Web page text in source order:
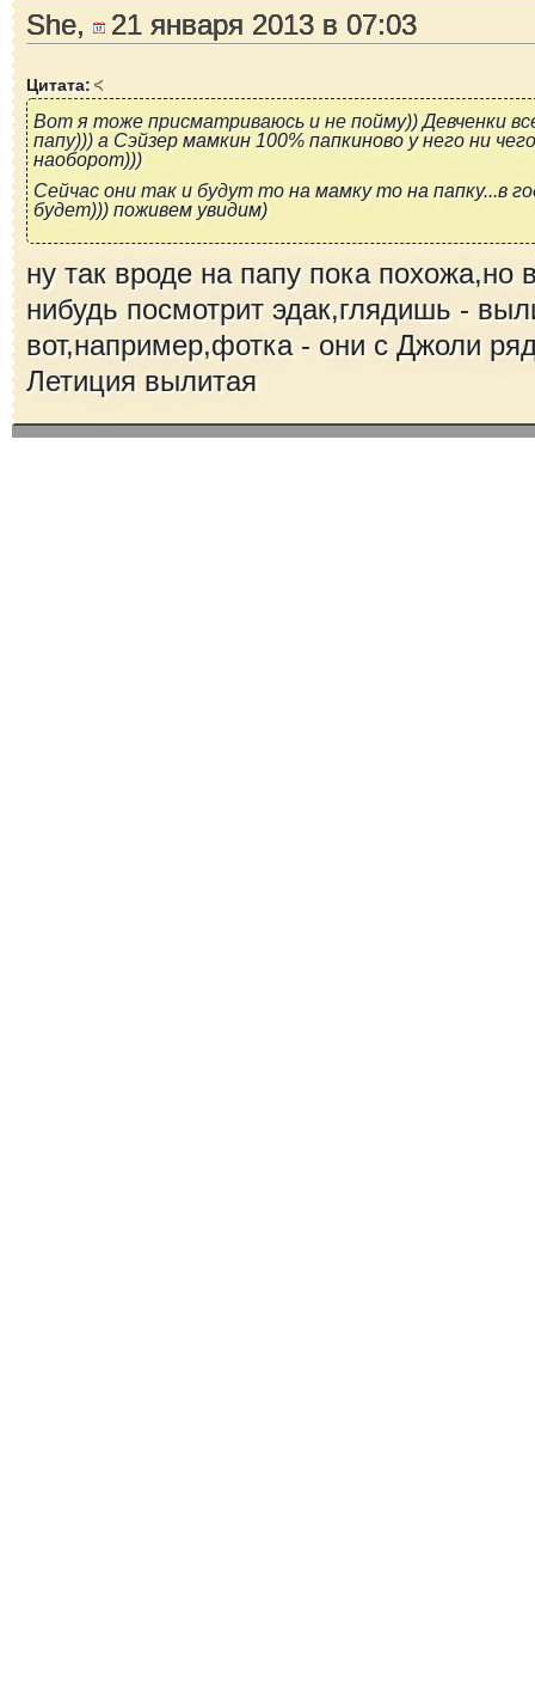
She, 21 января 2013 в 07:03
Цитата:
Вот я тоже присматриваюсь и не пойму)) Девченки
папу))) а Сэйзер мамкин 100% папкиново у него ни
наоборот)))
Сейчас они так и будут то на мамку то на папку...в
будет))) поживем увидим)
ну так вроде на папу пока похожа,но
нибудь посмотрит эдак,глядишь -
вот,например,фотка - они с Джоли
Летиция вылитая